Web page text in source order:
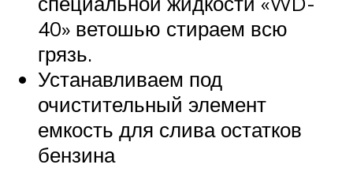
40» ветошью стираем всю
грязь.
Устанавливаем под
очистительный элемент
емкость для слива остатков
бензина